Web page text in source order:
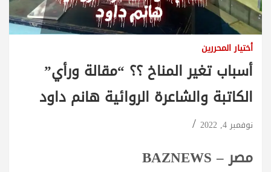
أختيار المحررين
أسباب تغير المناخ ؟؟ “مقالة ورأي”
الكاتبة والشاعرة الروائية هانم داود
نوفمبر 4, 2022
مصر – BAZNEWS